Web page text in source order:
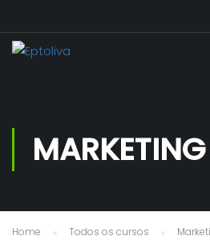
MARKETING
Home Todos os cursos